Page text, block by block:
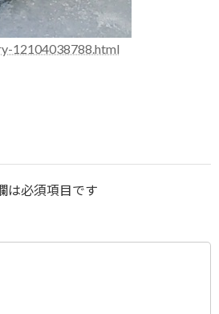
12104038788.html
は必須項目です